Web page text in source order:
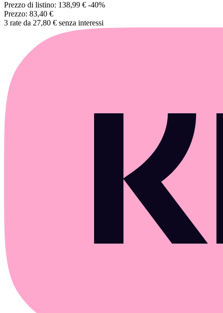
Prezzo di listino: 138,99 € -40%
Prezzo: 83,40 €
3 rate da 27,80 € senza interessi